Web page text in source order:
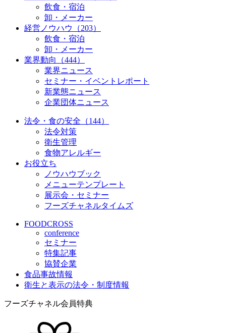
飲食・宿泊
卸・メーカー
経営ノウハウ（203）
飲食・宿泊
卸・メーカー
業界動向（444）
業界ニュース
セミナー・イベントレポート
新業態ニュース
企業団体ニュース
法令・食の安全（144）
法令対策
衛生管理
食物アレルギー
お役立ち
ノウハウブック
メニューテンプレート
展示会・セミナー
フーズチャネルタイムズ
FOODCROSS
conference
セミナー
特集記事
協賛企業
食品事故情報
衛生と表示の法令・制度情報
フーズチャネル会員特典